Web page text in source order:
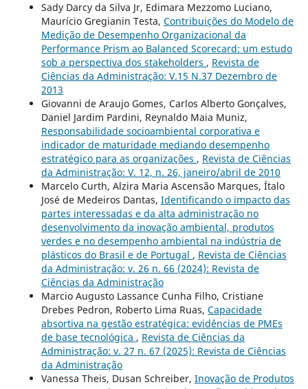
Sady Darcy da Silva Jr, Edimara Mezzomo Luciano,
Maurício Gregianin Testa, Contribuições do Modelo de
Medição de Desempenho Organizacional da
Performance Prism ao Balanced Scorecard: um estudo
sob a perspectiva dos stakeholders , Revista de
Ciências da Administração: V.15 N.37 Dezembro de
2013
Giovanni de Araujo Gomes, Carlos Alberto Gonçalves,
Daniel Jardim Pardini, Reynaldo Maia Muniz,
Responsabilidade socioambiental corporativa e
indicador de maturidade mediando desempenho
estratégico para as organizações , Revista de Ciências
da Administração: V. 12, n. 26, janeiro/abril de 2010
Marcelo Curth, Alzira Maria Ascensão Marques, Ítalo
José de Medeiros Dantas, Identificando o impacto das
partes interessadas e da alta administração no
desenvolvimento da inovação ambiental, produtos
verdes e no desempenho ambiental na indústria de
plásticos do Brasil e de Portugal , Revista de Ciências
da Administração: v. 26 n. 66 (2024): Revista de
Ciências da Administração
Marcio Augusto Lassance Cunha Filho, Cristiane
Drebes Pedron, Roberto Lima Ruas, Capacidade
absortiva na gestão estratégica: evidências de PMEs
de base tecnológica , Revista de Ciências da
Administração: v. 27 n. 67 (2025): Revista de Ciências
da Administração
Vanessa Theis, Dusan Schreiber, Inovação de Produtos